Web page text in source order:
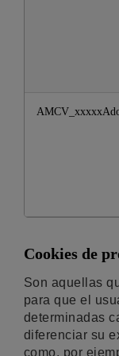
Cookies de
Son aquellas
para que el
determinadas
diferenciar su
como, por